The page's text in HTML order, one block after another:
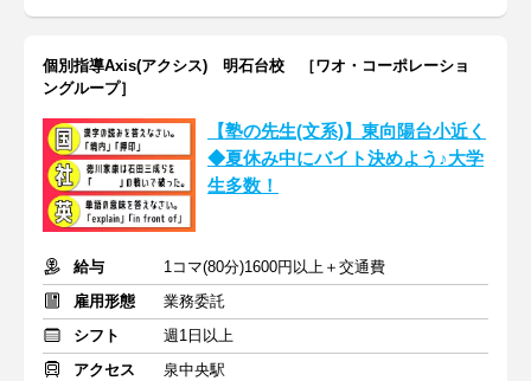
個別指導Axis(アクシス) 明石台校 ［ワオ・コーポレーショ
ングループ］
【塾の先生(文系)】東向陽台小近く
◆夏休み中にバイト決めよう♪大学
生多数！
給与
1コマ(80分)1600円以上＋交通費
雇用形態
業務委託
シフト
週1日以上
アクセス
泉中央駅